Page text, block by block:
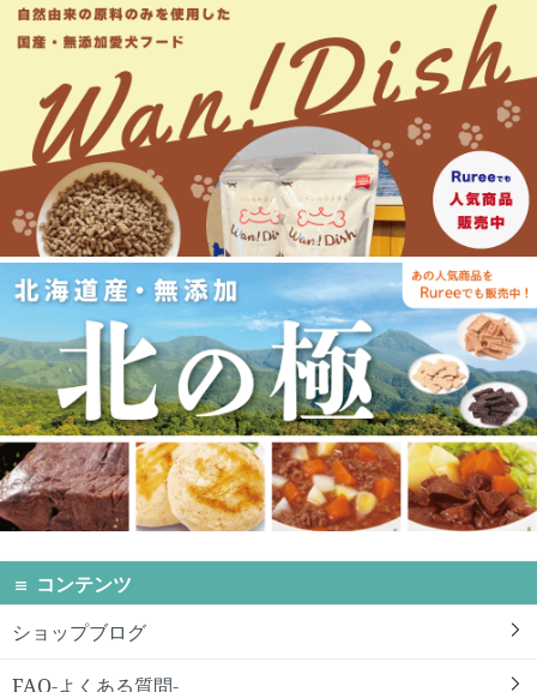
コンテンツ
ショップブログ
FAQ-よくある質問-